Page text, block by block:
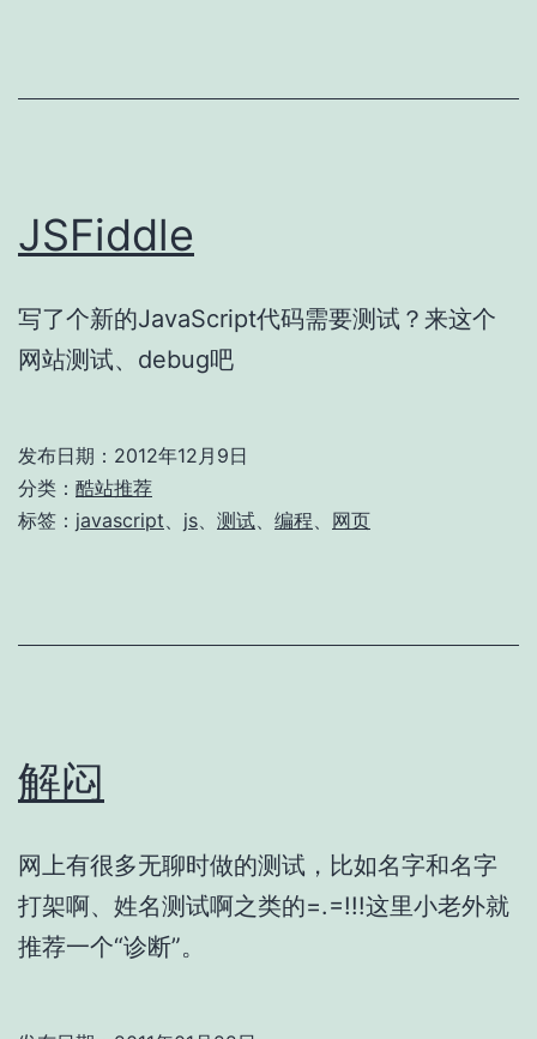
JSFiddle
写了个新的JavaScript代码需要测试？来这个
网站测试、debug吧
发布日期： 2012年12月9日
分类： 酷站推荐
标签： javascript js 测试 编程 网页
解闷
网上有很多无聊时做的测试，比如名字和名字
打架啊、姓名测试啊之类的=.=!!!这里小老外就
推荐一个“诊断”。